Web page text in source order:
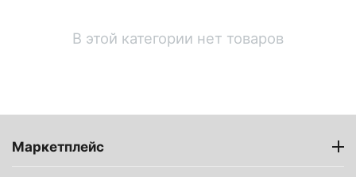
В этой категории нет товаров
Маркетплейс